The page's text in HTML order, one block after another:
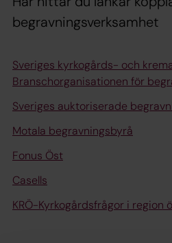
begravningsverksamhet
Sveriges kyrkogårds- och
Branschorganisationen för
Sveriges auktoriserade
Motala begravningsbyrå
Fonus Öst
Casells
KRÖ-Kyrkogårdsfrågor i region